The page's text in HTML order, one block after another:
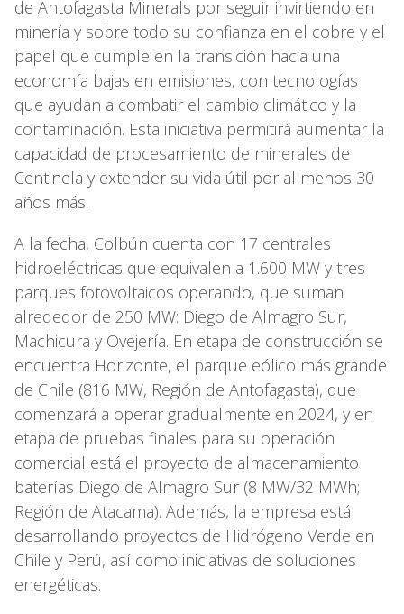
de Antofagasta Minerals por seguir invirtiendo en
minería y sobre todo su confianza en el cobre y el
papel que cumple en la transición hacia una
economía bajas en emisiones, con tecnologías
que ayudan a combatir el cambio climático y la
contaminación. Esta iniciativa permitirá aumentar la
capacidad de procesamiento de minerales de
Centinela y extender su vida útil por al menos 30
años más.
A la fecha, Colbún cuenta con 17 centrales
hidroeléctricas que equivalen a 1.600 MW y tres
parques fotovoltaicos operando, que suman
alrededor de 250 MW: Diego de Almagro Sur,
Machicura y Ovejería. En etapa de construcción se
encuentra Horizonte, el parque eólico más grande
de Chile (816 MW, Región de Antofagasta), que
comenzará a operar gradualmente en 2024, y en
etapa de pruebas finales para su operación
comercial está el proyecto de almacenamiento
baterías Diego de Almagro Sur (8 MW/32 MWh;
Región de Atacama). Además, la empresa está
desarrollando proyectos de Hidrógeno Verde en
Chile y Perú, así como iniciativas de soluciones
energéticas.